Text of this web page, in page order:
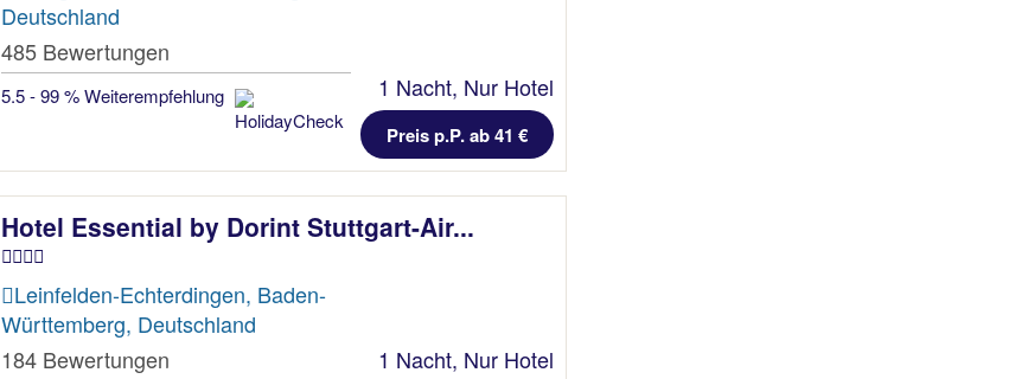
Deutschland
485 Bewertungen
5.5 - 99 % Weiterempfehlung 1 Nacht, Nur Hotel
Preis p.P. ab 41 €
Hotel Essential by Dorint Stuttgart-Air...
Leinfelden-Echterdingen, Baden-
Württemberg, Deutschland
184 Bewertungen
1 Nacht, Nur Hotel